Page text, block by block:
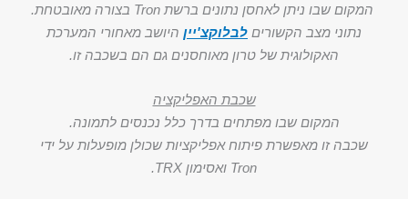
המקום שבו ניתן לאחסן נתונים ברשת Tron בצורה מאובטחת.
נתוני מצב הקשורים לבלוקצ'יין היושב מאחורי המערכת
האקולוגית של טרון מאוחסנים גם הם בשכבה זו.
שכבת האפליקציה
המקום שבו מפתחים בדרך כלל נכנסים לתמונה.
שכבה זו מאפשרת פיתוח אפליקציות שכולן מופעלות על ידי
Tron ואסימון TRX.